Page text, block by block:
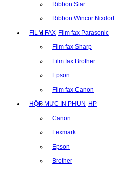
Ribbon Star
Ribbon Wincor Nixdorf
FILM FAX Film fax Parasonic
Film fax Sharp
Film fax Brother
Epson
Film fax Canon
HỘP MỰC IN PHUN HP
Canon
Lexmark
Epson
Brother